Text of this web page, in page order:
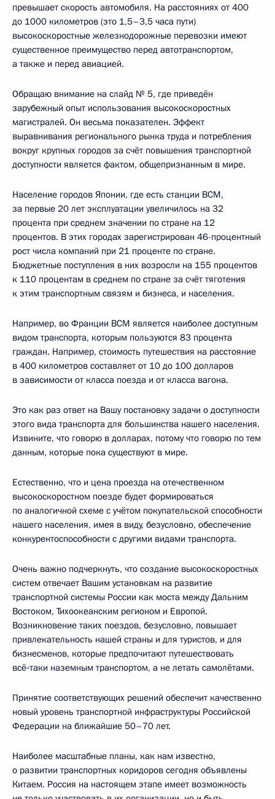
превышает скорость автомобиля. На расстояниях от 400
до 1000 километров (это 1,5–3,5 часа пути)
высокоскоростные железнодорожные перевозки имеют
существенное преимущество перед автотранспортом,
а также и перед авиацией.
Обращаю внимание на слайд № 5, где приведён
зарубежный опыт использования высокоскоростных
магистралей. Он весьма показателен. Эффект
выравнивания регионального рынка труда и потребления
вокруг крупных городов за счёт повышения транспортной
доступности является фактом, общепризнанным в мире.
Население городов Японии, где есть станции ВСМ,
за первые 20 лет эксплуатации увеличилось на 32
процента при среднем значении по стране на 12
процентов. В этих городах зарегистрирован 46-процентный
рост числа компаний при 21 проценте по стране.
Бюджетные поступления в них возросли на 155 процентов
к 110 процентам в среднем по стране за счёт тяготения
к этим транспортным связям и бизнеса, и населения.
Например, во Франции ВСМ является наиболее доступным
видом транспорта, которым пользуются 83 процента
граждан. Например, стоимость путешествия на расстояние
в 400 километров составляет от 10 до 100 долларов
в зависимости от класса поезда и от класса вагона.
Это как раз ответ на Вашу постановку задачи о доступности
этого вида транспорта для большинства нашего населения.
Извините, что говорю в долларах, потому что говорю по тем
данным, которые пока существуют в мире.
Естественно, что и цена проезда на отечественном
высокоскоростном поезде будет формироваться
по аналогичной схеме с учётом покупательской способности
нашего населения, имея в виду, безусловно, обеспечение
конкурентоспособности с другими видами транспорта.
Очень важно подчеркнуть, что создание высокоскоростных
систем отвечает Вашим установкам на развитие
транспортной системы России как моста между Дальним
Востоком, Тихоокеанским регионом и Европой.
Возникновение таких поездов, безусловно, повышает
привлекательность нашей страны и для туристов, и для
бизнесменов, которые предпочитают путешествовать
всё‑таки наземным транспортом, а не летать самолётами.
Принятие соответствующих решений обеспечит качественно
новый уровень транспортной инфраструктуры Российской
Федерации на ближайшие 50–70 лет.
Наиболее масштабные планы, как нам известно,
о развитии транспортных коридоров сегодня объявлены
Китаем. Россия на настоящем этапе имеет возможность